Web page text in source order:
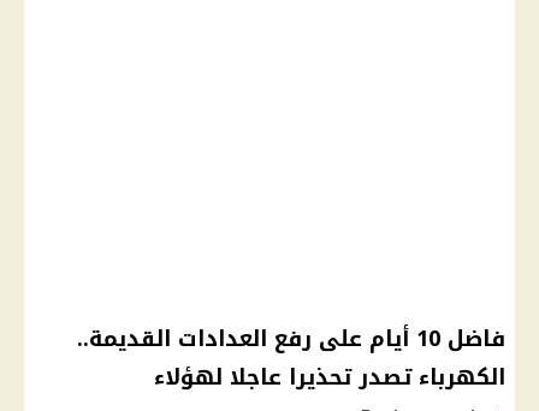
فاضل 10 أيام على رفع العدادات القديمة..
الكهرباء تصدر تحذيرا عاجلا لهؤلاء